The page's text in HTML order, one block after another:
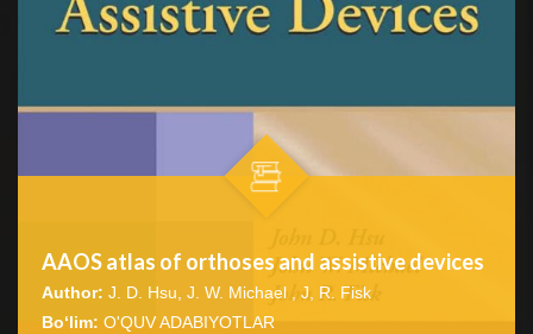
AAOS atlas of orthoses and assistive devices
Author: J. D. Hsu, J. W. Michael , J, R. Fisk
Bo‘lim: O'QUV ADABIYOTLAR